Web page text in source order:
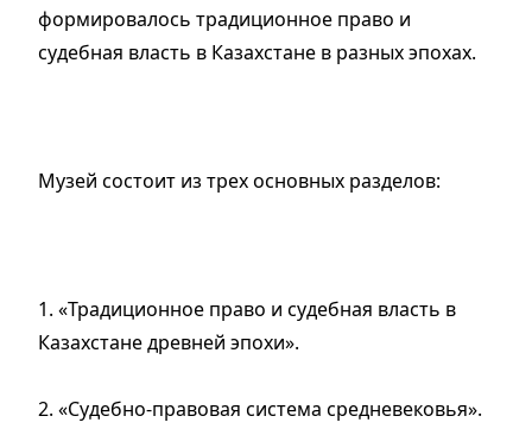
формировалось традиционное право и
судебная власть в Казахстане в разных эпохах.
Музей состоит из трех основных разделов:
1. «Традиционное право и судебная власть в
Казахстане древней эпохи».
2. «Судебно-правовая система средневековья».